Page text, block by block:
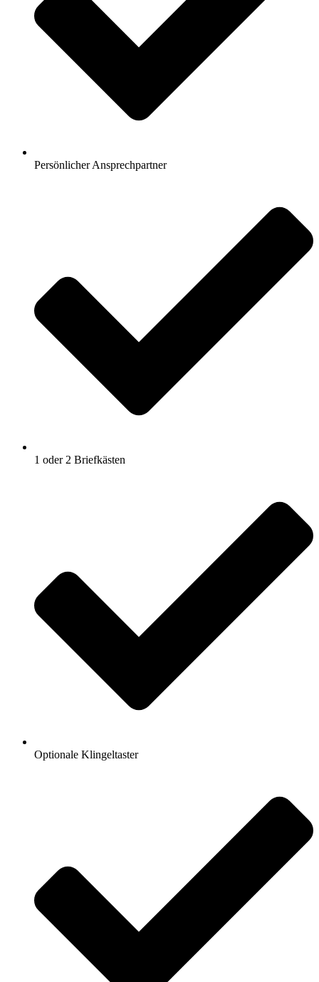
Persönlicher Ansprechpartner
1 oder 2 Briefkästen
Optionale Klingeltaster